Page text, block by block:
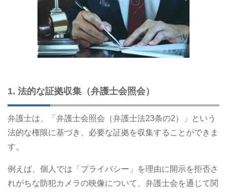
1. 法的な証拠収集（弁護士会照会）
弁護士は、「弁護士会照会（弁護士法23条の2）」という
法的な権限に基づき、必要な証拠を収集することができま
す。
例えば、個人では「プライバシー」を理由に開示を拒否さ
れがちな防犯カメラの映像について、弁護士会を通じて関